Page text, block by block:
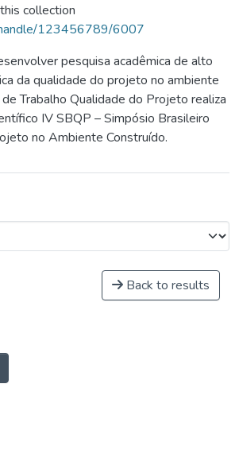
collection
123456789/6007
pesquisa acadêmica de alto
da qualidade do projeto no ambiente
Trabalho Qualidade do Projeto realiza
IV SBQP – Simpósio Brasileiro
no Ambiente Construído.
Back to results